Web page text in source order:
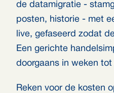
de datamigratie -
posten, historie - met
live, gefaseerd zodat
Een gerichte
doorgaans in weken
Reken voor de kosten